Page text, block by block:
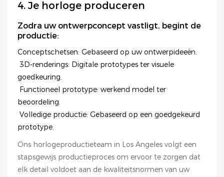
4. Je horloge produceren
Zodra uw ontwerpconcept vastligt, begint de
productie:
Conceptschetsen: Gebaseerd op uw ontwerpideeën.
3D-renderings: Digitale prototypes ter visuele
goedkeuring.
Functioneel prototype: werkend model ter
beoordeling.
Volledige productie: Gebaseerd op een goedgekeurd
prototype.
Ons horlogeproductieteam in Los Angeles volgt een
stapsgewijs productieproces om ervoor te zorgen dat
elk detail voldoet aan de kwaliteitsnormen van uw